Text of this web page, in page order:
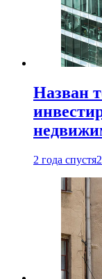
Назван
2 года спустя